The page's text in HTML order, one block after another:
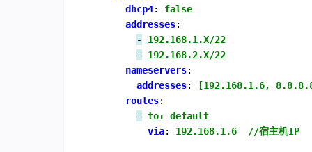
dhcp4:
false
addresses:
-
192.168.1.X/22
-
192.168.2.X/22
nameservers:
addresses:
[192.168.1.6,
routes:
-
to: default
via: 192.168.1.6  //宿主机IP